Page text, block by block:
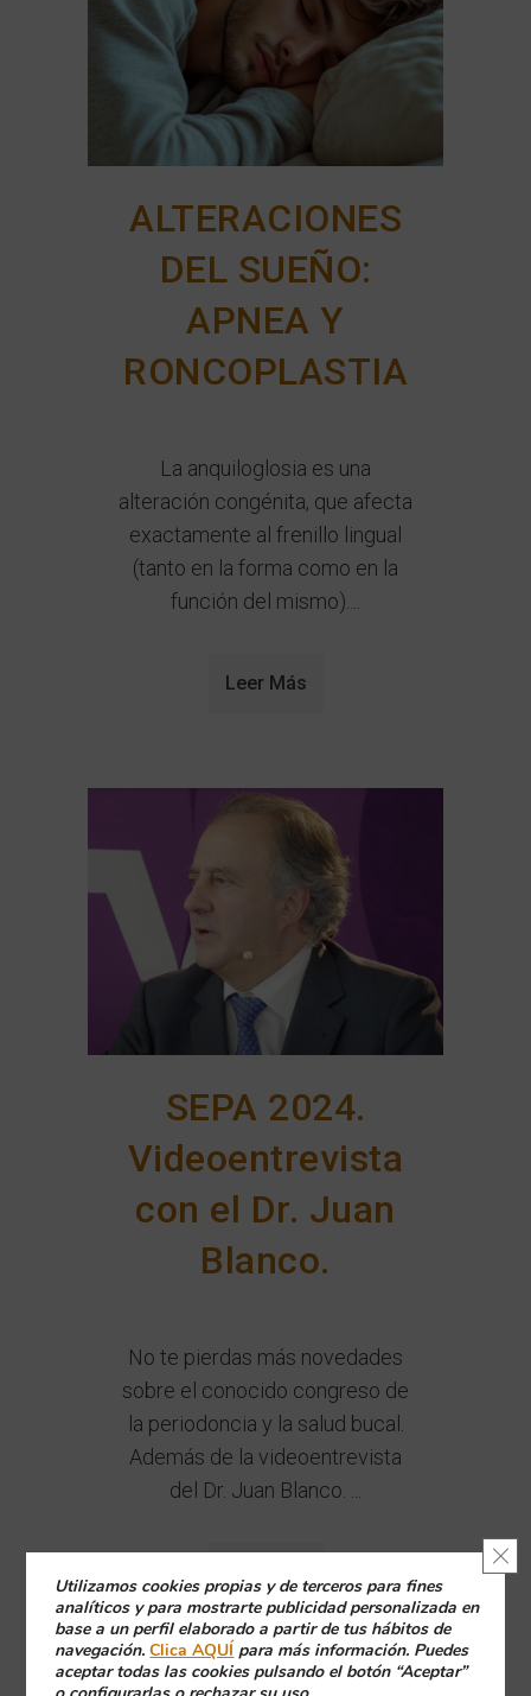
ALTERACIONES
DEL SUEÑO:
APNEA Y
RONCOPLASTIA
La anquiloglosia es una
alteración congénita, que afecta
exactamente al frenillo lingual
(tanto en la forma como en la
función del mismo)....
Leer Más
SEPA 2024.
Videoentrevista
con el Dr. Juan
Blanco.
No te pierdas más novedades
sobre el conocido congreso de
la periodoncia y la salud bucal.
Además de la videoentrevista
del Dr. Juan Blanco. ...
Utilizamos cookies propias y de terceros para fines
analíticos y para mostrarte publicidad personalizada en
base a un perfil elaborado a partir de tus hábitos de
navegación.Clica AQUÍ para más información. Puedes
aceptar todas las cookies pulsando el botón “Aceptar”